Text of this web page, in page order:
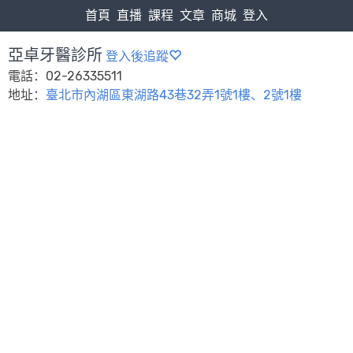
首頁 直播 課程 文章 商城 登入
亞卓牙醫診所 登入後追蹤
電話：02-26335511
地址： 臺北市內湖區東湖路43巷32弄1號1樓、2號1樓